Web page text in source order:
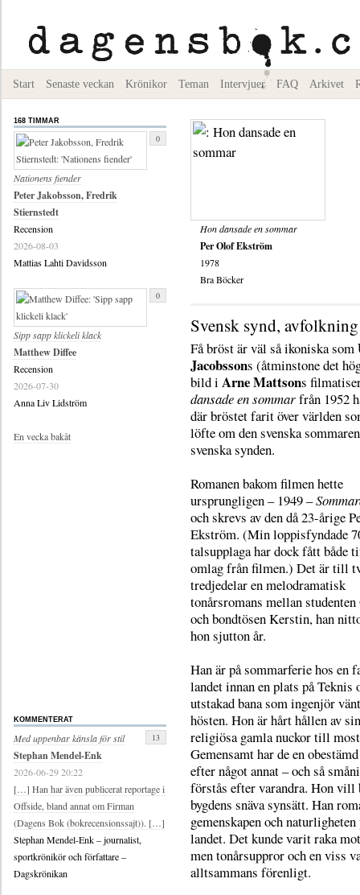
Start Senaste veckan Krönikor Teman Intervjuer FAQ Arkivet
Hon dansade en sommar
Per Olof Ekström
1978
Bra Böcker
Svensk synd,
Få bröst är väl så ikoniska som
Jacobssons (åtminstone det
bild i Arne Mattsons
dansade en sommarfrån 1952
där bröstet farit över världen
löfte om den svenska
svenska synden.
Romanen bakom filmen hette
ursprungligen – 1949 –
och skrevs av den då 23-årige
Ekström. (Min loppisfyndade
talsupplaga har dock fått både
omlag från filmen.) Det är till
tredjedelar en melodramatisk
tonårsromans mellan studenten
och bondtösen Kerstin, han
hon sjutton år.
Han är på sommarferie hos en
landet innan en plats på Teknis
utstakad bana som ingenjör
hösten. Hon är hårt hållen av
religiösa gamla nuckor till
Gemensamt har de en
efter något annat – och så
förstås efter varandra. Hon vill
bygdens snäva synsätt. Han
gemenskapen och naturligheten
landet. Det kunde varit raka
men tonårsuppror och en viss
alltsammans förenligt.
168 TIMMAR
Nationens fiender
Peter Jakobsson, Fredrik
Stiernstedt
Recension
2026-08-03
Mattias Lahti Davidsson
0
Sipp sapp klickeli klack
Matthew Diffee
Recension
2026-07-30
Anna Liv Lidström
0
En vecka bakåt
KOMMENTERAT
Med uppenbar känsla för stil
Stephan Mendel-Enk
2026-06-29 20:22
[…] Han har även publicerat reportage i
Offside, bland annat om Firman
(Dagens Bok (bokrecensionssajt)). […]
Stephan Mendel-Enk – journalist,
sportkrönikör och författare –
Dagskrönikan
13